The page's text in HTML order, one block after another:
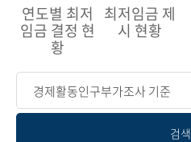
연도별 최저
임금 결정 현
황
최저임금 제
시 현황
경제활동인구부가조사 기준
검색